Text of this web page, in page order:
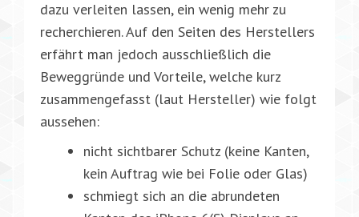
dazu verleiten lassen, ein wenig mehr zu
recherchieren. Auf den Seiten des Herstellers
erfährt man jedoch ausschließlich die
Beweggründe und Vorteile, welche kurz
zusammengefasst (laut Hersteller) wie folgt
aussehen:
nicht sichtbarer Schutz (keine Kanten,
kein Auftrag wie bei Folie oder Glas)
schmiegt sich an die abrundeten